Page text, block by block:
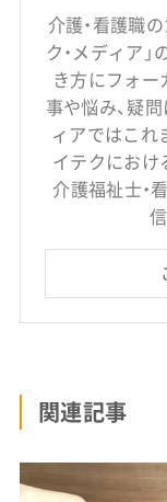
介護・看護職
ク・メディア
き方にフォー
事や悩み、疑
ィアではこれ
イテクにおけ
介護福祉士・
関連記事